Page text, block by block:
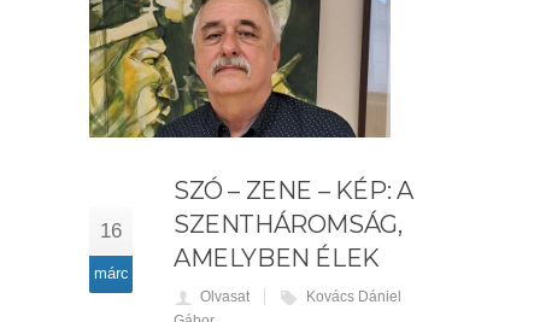
16
márc
SZÓ – ZENE – KÉP: A
SZENTHÁROMSÁG,
AMELYBEN ÉLEK
Olvasat
Kovács Dániel